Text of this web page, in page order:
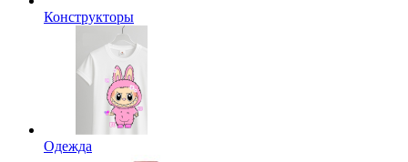
Конструкторы
Одежда